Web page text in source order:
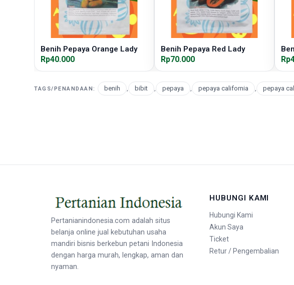
Benih Pepaya Orange Lady
Rp40.000
Benih Pepaya Red Lady
Rp70.000
TAGS/PENANDAAN: benih , bibit , pepaya , pepaya california , pepaya
Pertanianindonesia.com adalah situs
belanja online jual kebutuhan usaha
mandiri bisnis berkebun petani Indonesia
dengan harga murah, lengkap, aman dan
nyaman.
HUBUNGI KAMI
Hubungi Kami
Akun Saya
Ticket
Retur / Pengembalian